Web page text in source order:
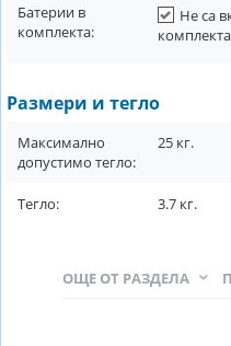
Батерии в
комплекта:
Не са
комплекта
Размери и тегло
Максимално
допустимо тегло:
25 кг.
Тегло: 3.7 кг.
ОЩЕ ОТ РАЗДЕЛА